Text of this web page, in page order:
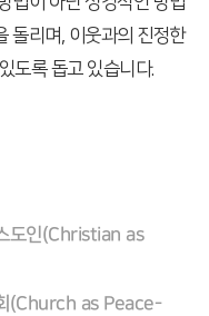
돌리며, 이웃과의 진정한
도록 돕고 있습니다.
도인(Christian as
(Church as Peace-